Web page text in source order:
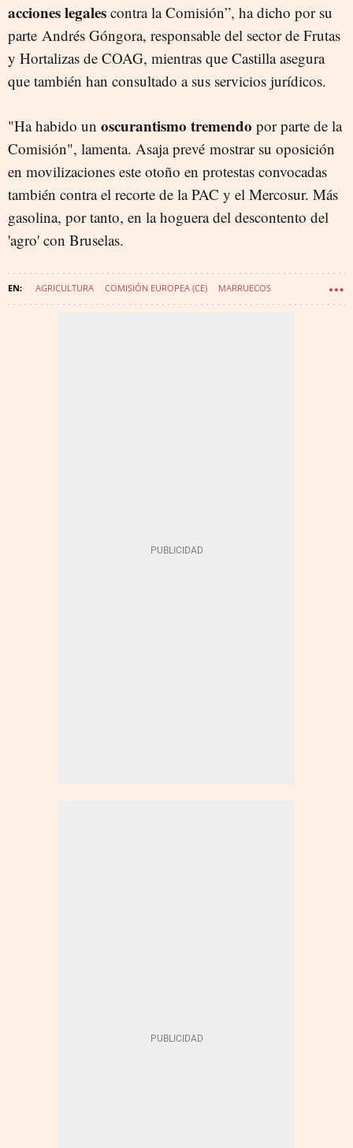
acciones legales contra la Comisión”, ha dicho por su
parte Andrés Góngora, responsable del sector de Frutas
y Hortalizas de COAG, mientras que Castilla asegura
que también han consultado a sus servicios jurídicos.
"Ha habido un oscurantismo tremendo por parte de la
Comisión", lamenta. Asaja prevé mostrar su oposición
en movilizaciones este otoño en protestas convocadas
también contra el recorte de la PAC y el Mercosur. Más
gasolina, por tanto, en la hoguera del descontento del
'agro' con Bruselas.
AGRICULTURA COMISIÓN EUROPEA (CE) MARRUECOS